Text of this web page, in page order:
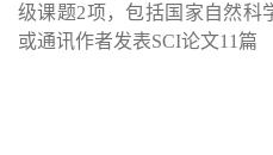
级课题2项，包括国家自然科
或通讯作者发表SCI论文11篇